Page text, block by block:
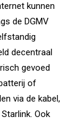
kunnen
de DGMV
decentraal
gevoed
of
via de kabel,
Ook